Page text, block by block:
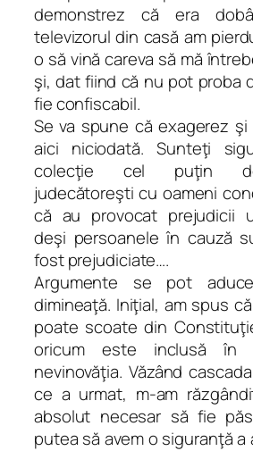
demonstrez că era
televizorul din casă am
o să vină careva să mă
şi, dat fiind că nu pot proba
fie confiscabil.
Se va spune că exagerez
aici niciodată. Sunteţi
colecţie cel puţin
judecătoreşti cu oameni
că au provocat prejudicii
deşi persoanele în cauză
fost prejudiciate….
Argumente se pot
dimineaţă. Iniţial, am spus
poate scoate din
oricum este inclusă în
nevinovăţia. Văzând
ce a urmat, m-am
absolut necesar să fie
putea să avem o siguranţă a